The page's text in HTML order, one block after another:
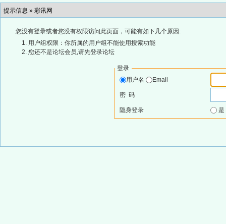
提示信息 » 彩讯网
您没有登录或者您没有权限访问此页面，可能有如下几个原因:
用户组权限：你所属的用户组不能使用搜索功能
您还不是论坛会员,请先登录论坛
登录
用户名
Email
密 码
隐身登录